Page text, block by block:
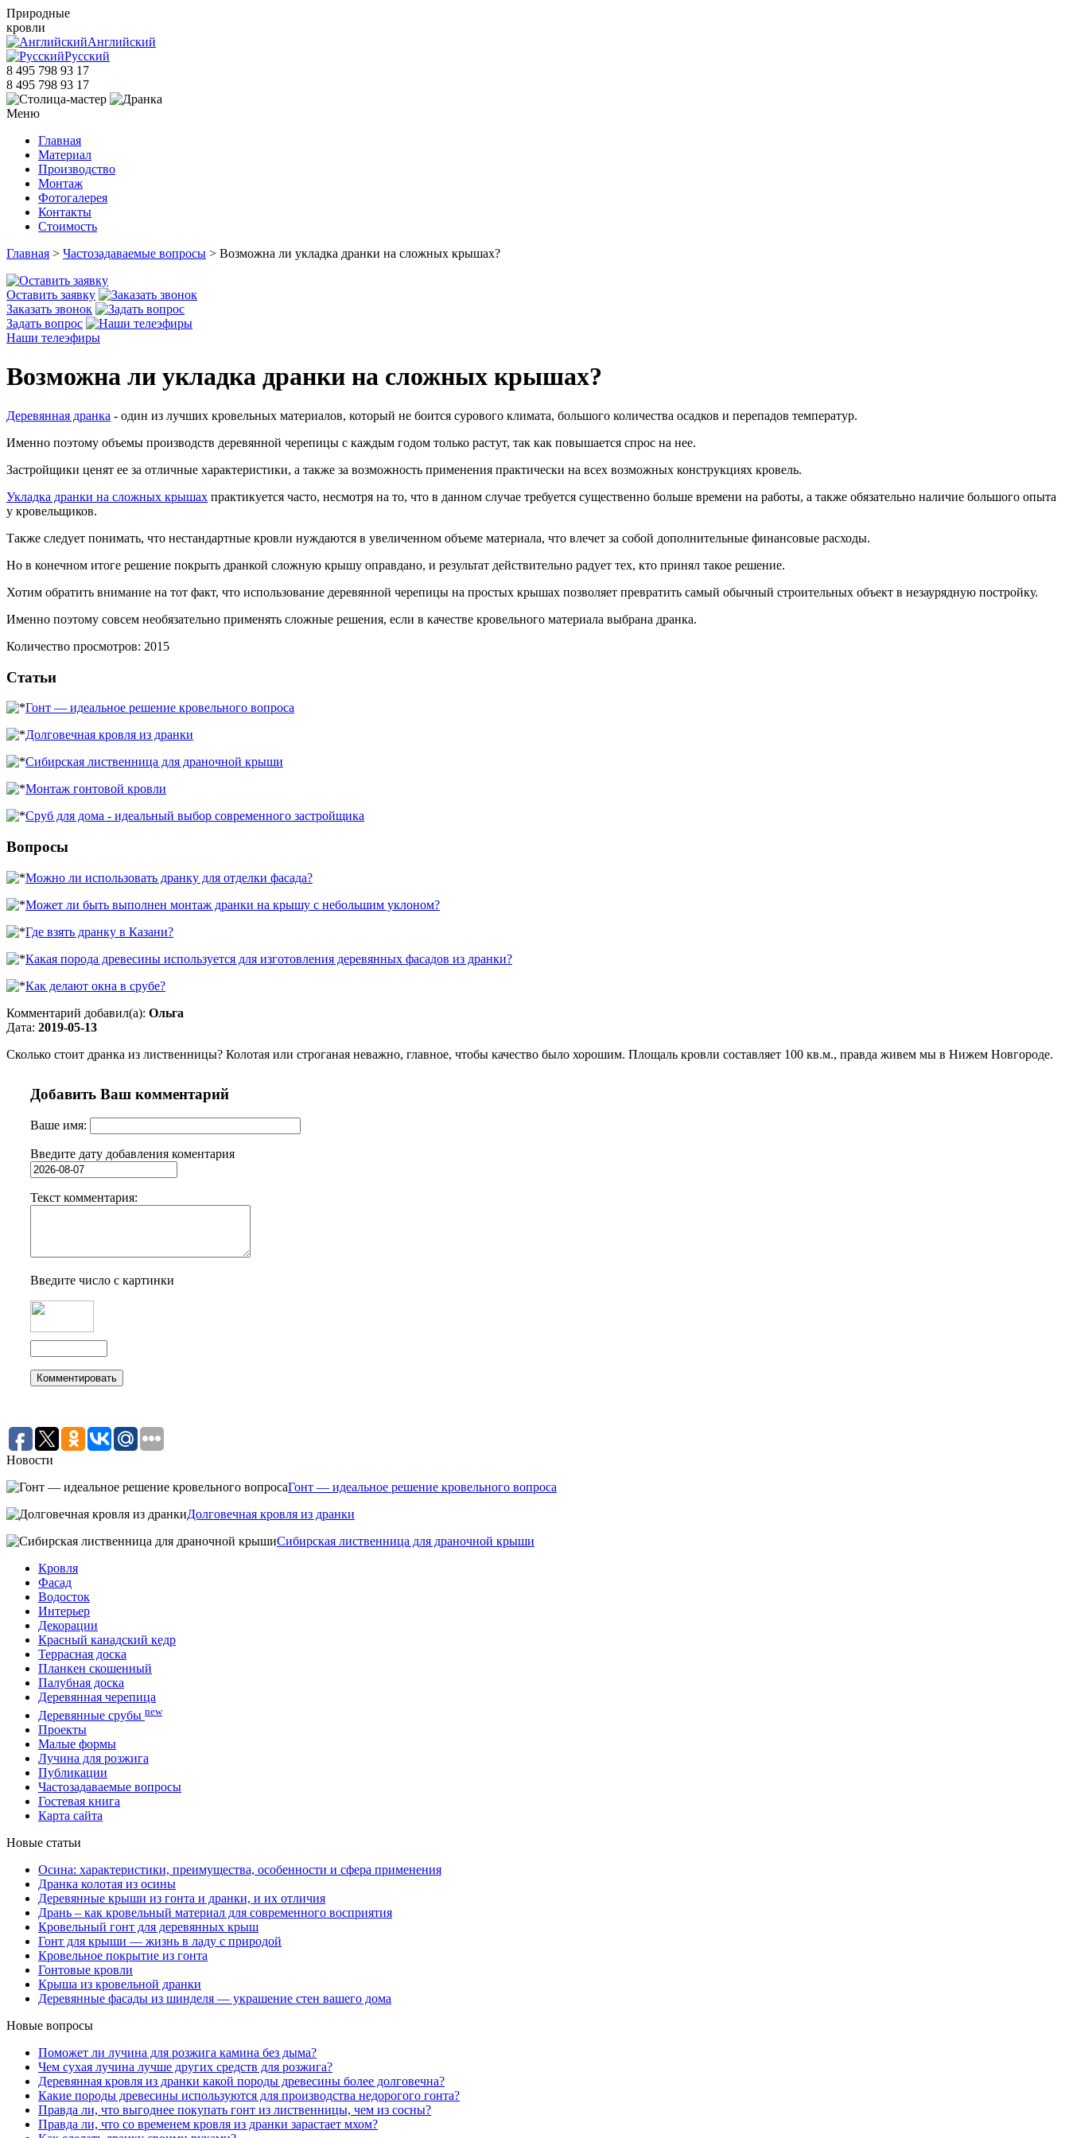
Природные
кровли
Английский
Русский
8 495 798 93 17
8 495 798 93 17
Меню
Главная
Материал
Производство
Монтаж
Фотогалерея
Контакты
Стоимость
Главная > Частозадаваемые вопросы > Возможна ли укладка дранки на сложных крышах?
Оставить заявку
Заказать звонок
Задать вопрос
Наши телеэфиры
Возможна ли укладка дранки на сложных крышах?
Деревянная дранка - один из лучших кровельных материалов, который не боится сурового климата, большого количества осадков и перепадов температур.
Именно поэтому объемы производств деревянной черепицы с каждым годом только растут, так как повышается спрос на нее.
Застройщики ценят ее за отличные характеристики, а также за возможность применения практически на всех возможных конструкциях кровель.
Укладка дранки на сложных крышах практикуется часто, несмотря на то, что в данном случае требуется существенно больше времени на работы, а также обязательно наличие большого опыта
у кровельщиков.
Также следует понимать, что нестандартные кровли нуждаются в увеличенном объеме материала, что влечет за собой дополнительные финансовые расходы.
Но в конечном итоге решение покрыть дранкой сложную крышу оправдано, и результат действительно радует тех, кто принял такое решение.
Хотим обратить внимание на тот факт, что использование деревянной черепицы на простых крышах позволяет превратить самый обычный строительных объект в незаурядную постройку.
Именно поэтому совсем необязательно применять сложные решения, если в качестве кровельного материала выбрана дранка.
Количество просмотров: 2015
Статьи
Гонт — идеальное решение кровельного вопроса
Долговечная кровля из дранки
Сибирская лиственница для драночной крыши
Монтаж гонтовой кровли
Сруб для дома - идеальный выбор современного застройщика
Вопросы
Можно ли использовать дранку для отделки фасада?
Может ли быть выполнен монтаж дранки на крышу с небольшим уклоном?
Где взять дранку в Казани?
Какая порода древесины используется для изготовления деревянных фасадов из дранки?
Как делают окна в срубе?
Комментарий добавил(а): Ольга
Дата: 2019-05-13
Сколько стоит дранка из лиственницы? Колотая или строганая неважно, главное, чтобы качество было хорошим. Площаль кровли составляет 100 кв.м., правда живем мы в Нижем Новгороде.
Добавить Ваш комментарий
Ваше имя:
Введите дату добавления коментария
Текст комментария:
Введите число с картинки
Новости
Гонт — идеальное решение кровельного вопроса
Долговечная кровля из дранки
Сибирская лиственница для драночной крыши
Кровля
Фасад
Водосток
Интерьер
Декорации
Красный канадский кедр
Террасная доска
Планкен скошенный
Палубная доска
Деревянная черепица
Деревянные срубы new
Проекты
Малые формы
Лучина для розжига
Публикации
Частозадаваемые вопросы
Гостевая книга
Карта сайта
Новые статьи
Осина: характеристики, преимущества, особенности и сфера применения
Дранка колотая из осины
Деревянные крыши из гонта и дранки, и их отличия
Дрань – как кровельный материал для современного восприятия
Кровельный гонт для деревянных крыш
Гонт для крыши — жизнь в ладу с природой
Кровельное покрытие из гонта
Гонтовые кровли
Крыша из кровельной дранки
Деревянные фасады из шинделя — украшение стен вашего дома
Новые вопросы
Поможет ли лучина для розжига камина без дыма?
Чем сухая лучина лучше других средств для розжига?
Деревянная кровля из дранки какой породы древесины более долговечна?
Какие породы древесины используются для производства недорогого гонта?
Правда ли, что выгоднее покупать гонт из лиственницы, чем из сосны?
Правда ли, что со временем кровля из дранки зарастает мхом?